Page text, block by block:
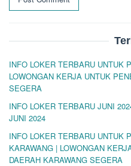
INFO LOKER TERBARU UNTUK
LOWONGAN KERJA UNTUK
SEGERA
INFO LOKER TERBARU JUNI
JUNI 2024
INFO LOKER TERBARU UNTUK
KARAWANG | LOWONGAN
DAERAH KARAWANG SEGERA